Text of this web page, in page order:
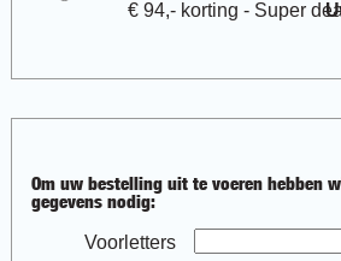
€ 94,- korting - Super
Om uw bestelling uit te voeren hebben
gegevens nodig:
Voorletters